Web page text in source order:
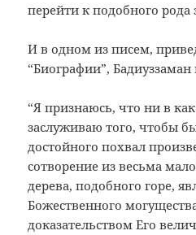
перейти к подобного рода
И в одном из писем,
“Биографии”, Бадиуззаман
“Я признаюсь, что ни в
заслуживаю того, чтобы
достойного похвал
сотворение из весьма
дерева, подобного горе,
Божественного
доказательством Его